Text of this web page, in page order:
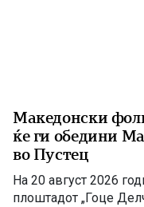
Македонски
ќе ги обедини
во Пустец
На 20 август 2026
плоштадот „Гоце